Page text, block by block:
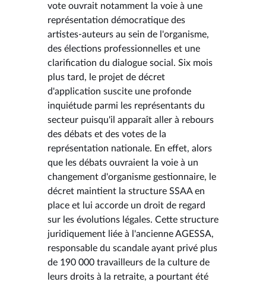
vote ouvrait notamment la voie à une
représentation démocratique des
artistes-auteurs au sein de l'organisme,
des élections professionnelles et une
clarification du dialogue social. Six mois
plus tard, le projet de décret
d'application suscite une profonde
inquiétude parmi les représentants du
secteur puisqu'il apparaît aller à rebours
des débats et des votes de la
représentation nationale. En effet, alors
que les débats ouvraient la voie à un
changement d'organisme gestionnaire, le
décret maintient la structure SSAA en
place et lui accorde un droit de regard
sur les évolutions légales. Cette structure
juridiquement liée à l'ancienne AGESSA,
responsable du scandale ayant privé plus
de 190 000 travailleurs de la culture de
leurs droits à la retraite, a pourtant été